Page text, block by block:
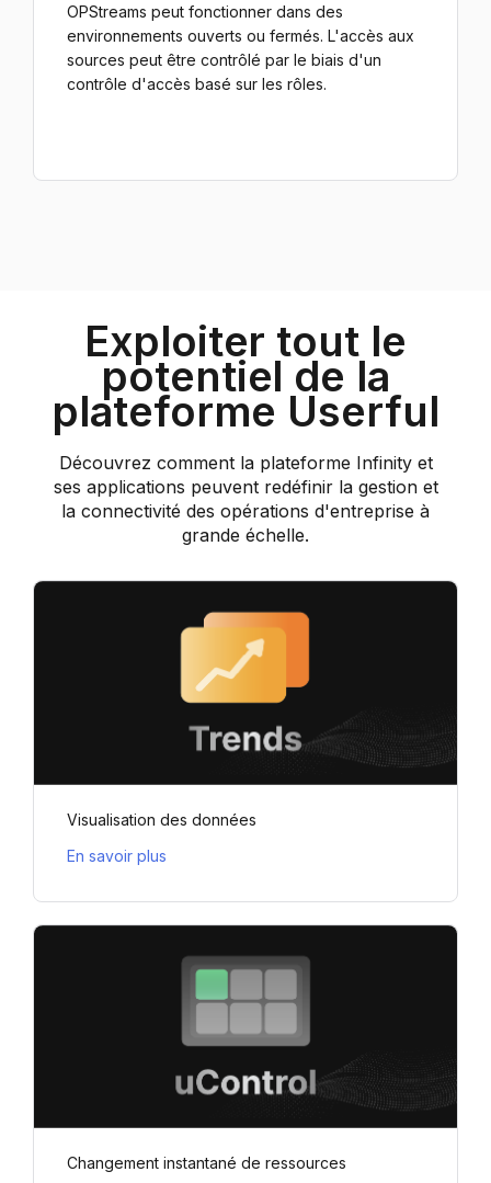
OPStreams peut fonctionner dans des
environnements ouverts ou fermés. L'accès aux
sources peut être contrôlé par le biais d'un
contrôle d'accès basé sur les rôles.
Exploiter tout le
potentiel de la
plateforme Userful
Découvrez comment la plateforme Infinity et
ses applications peuvent redéfinir la gestion et
la connectivité des opérations d'entreprise à
grande échelle.
Visualisation des données
En savoir plus
Changement instantané de ressources